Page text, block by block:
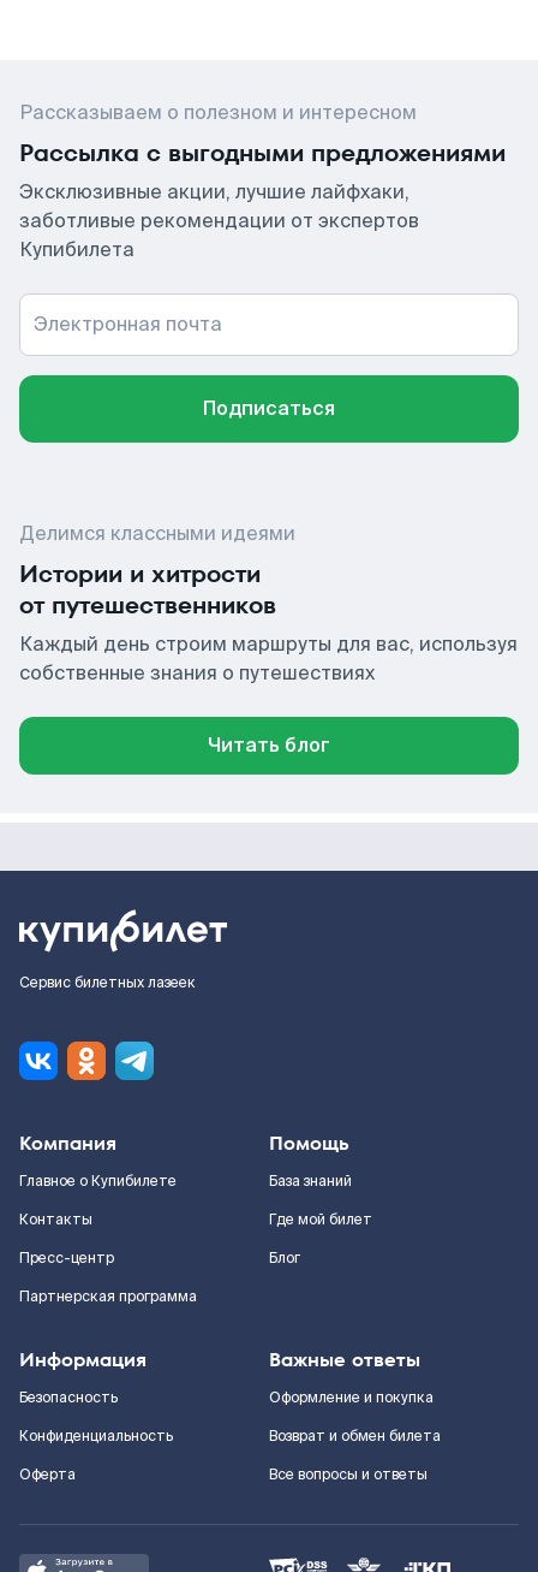
Рассказываем о полезном и интересном
Рассылка с выгодными предложениями
Эксклюзивные акции, лучшие лайфхаки,
заботливые рекомендации от экспертов
Купибилета
Электронная почта
Подписаться
Делимся классными идеями
Истории и хитрости
от путешественников
Каждый день строим маршруты для вас, используя
собственные знания о путешествиях
Читать блог
Сервис билетных лазеек
Компания
Главное о Купибилете
Контакты
Пресс-центр
Партнерская программа
Помощь
База знаний
Где мой билет
Блог
Информация
Безопасность
Конфиденциальность
Оферта
Важные ответы
Оформление и покупка
Возврат и обмен билета
Все вопросы и ответы